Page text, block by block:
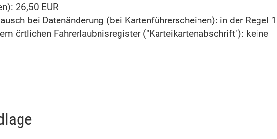
26,50 EUR
bei Datenänderung (bei Kartenführerscheinen): in der Regel
örtlichen Fahrerlaubnisregister ("Karteikartenabschrift"): keine